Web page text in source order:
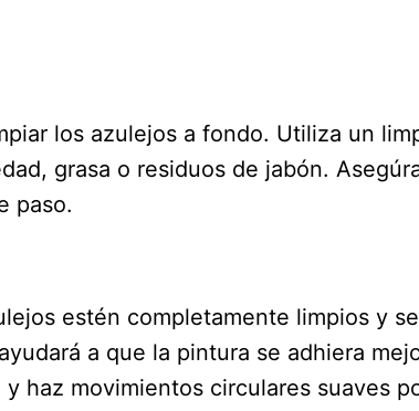
los azulejos a fondo. Utiliza un
grasa o residuos de jabón.
paso.
estén completamente limpios y
a que la pintura se adhiera
haz movimientos circulares suaves